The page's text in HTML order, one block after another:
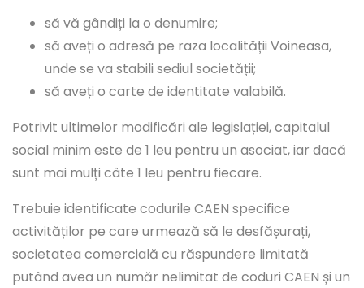
să vă gândiți la o denumire;
să aveți o adresă pe raza localității Voineasa,
unde se va stabili sediul societății;
să aveți o carte de identitate valabilă.
Potrivit ultimelor modificări ale legislației, capitalul
social minim este de 1 leu pentru un asociat, iar dacă
sunt mai mulți câte 1 leu pentru fiecare.
Trebuie identificate codurile CAEN specifice
activităților pe care urmează să le desfășurați,
societatea comercială cu răspundere limitată
putând avea un număr nelimitat de coduri CAEN și un